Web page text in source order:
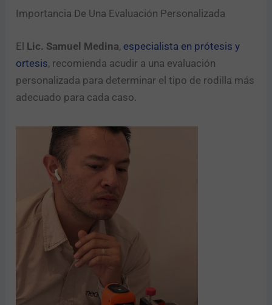
Importancia De Una Evaluación Personalizada
El Lic. Samuel Medina, especialista en prótesis y
ortesis, recomienda acudir a una evaluación
personalizada para determinar el tipo de rodilla más
adecuado para cada caso.